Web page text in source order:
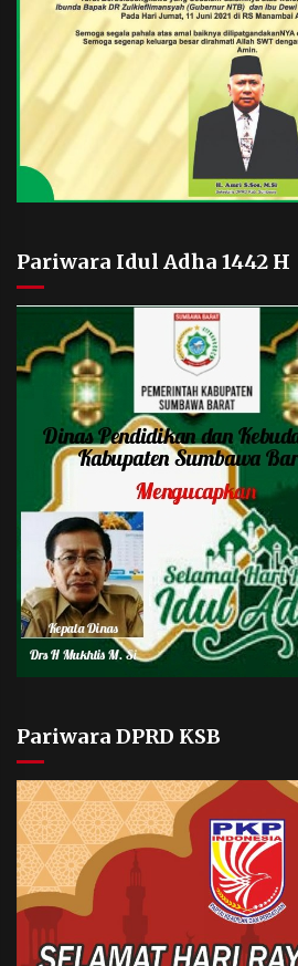
Pariwara Idul Adha 1442 H
Pariwara DPRD KSB